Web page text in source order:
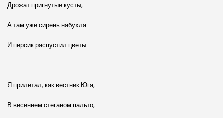
Дрожат пригнутые кусты,
А там уже сирень набухла
И персик распустил цветы.
Я прилетал, как вестник Юга,
В весеннем стеганом пальто,